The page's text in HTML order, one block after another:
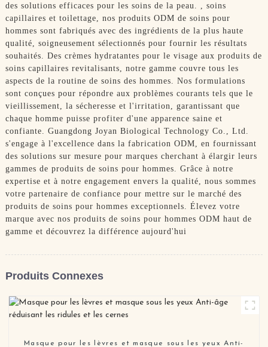
des solutions efficaces pour les soins de la peau. , soins
capillaires et toilettage, nos produits ODM de soins pour
hommes sont fabriqués avec des ingrédients de la plus haute
qualité, soigneusement sélectionnés pour fournir les résultats
souhaités. Des crèmes hydratantes pour le visage aux produits de
soins capillaires revitalisants, notre gamme couvre tous les
aspects de la routine de soins des hommes. Nos formulations
sont conçues pour répondre aux problèmes courants tels que le
vieillissement, la sécheresse et l'irritation, garantissant que
chaque homme puisse profiter d'une apparence saine et
confiante. Guangdong Joyan Biological Technology Co., Ltd.
s'engage à l'excellence dans la fabrication ODM, en fournissant
des solutions sur mesure pour marques cherchant à élargir leurs
gammes de produits de soins pour hommes. Grâce à notre
expertise et à notre engagement envers la qualité, nous sommes
votre partenaire de confiance pour mettre sur le marché des
produits de soins pour hommes exceptionnels. Élevez votre
marque avec nos produits de soins pour hommes ODM haut de
gamme et découvrez la différence aujourd'hui
Produits Connexes
Masque pour les lèvres et masque sous les yeux Anti-